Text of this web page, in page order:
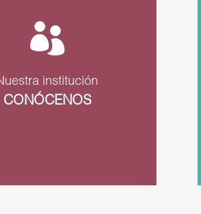

institución
CONÓCENOS